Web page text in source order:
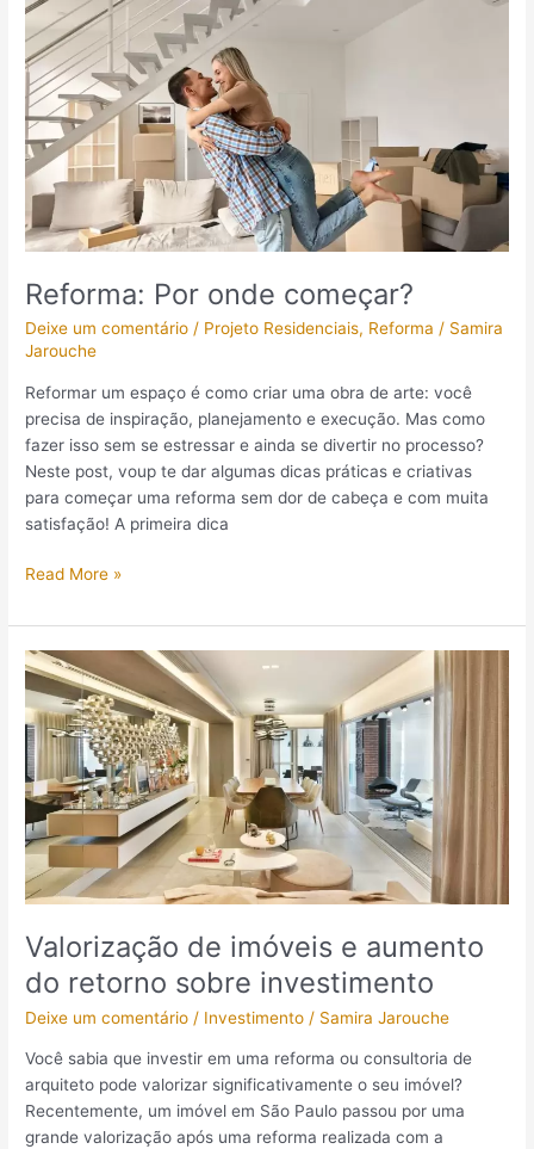
Reforma: Por onde começar?
Deixe um comentário / Projeto Residenciais, Reforma / Samira
Jarouche
Reformar um espaço é como criar uma obra de arte: você
precisa de inspiração, planejamento e execução. Mas como
fazer isso sem se estressar e ainda se divertir no processo?
Neste post, voup te dar algumas dicas práticas e criativas
para começar uma reforma sem dor de cabeça e com muita
satisfação! A primeira dica
Reforma:
Por
onde
começar?
Read More »
Valorização de imóveis e aumento
do retorno sobre investimento
Deixe um comentário / Investimento / Samira Jarouche
Você sabia que investir em uma reforma ou consultoria de
arquiteto pode valorizar significativamente o seu imóvel?
Recentemente, um imóvel em São Paulo passou por uma
grande valorização após uma reforma realizada com a
Valorização
de
imóveis
e
aumento
do
retorno
sobre
investimento